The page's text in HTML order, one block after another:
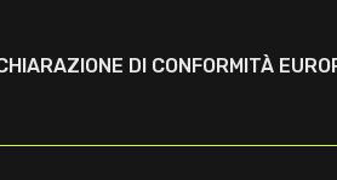
DI CONFORMITÀ